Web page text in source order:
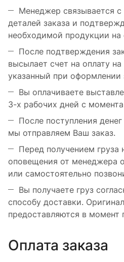
Менеджер связывается
деталей заказа и
необходимой продукции на
После подтверждения
высылает счет на оплату
указанный при оформлении
Вы оплачиваете
3-х рабочих дней с
После поступления
мы отправляем Ваш заказ.
Перед получением
оповещения от менеджера
или самостоятельно
Вы получаете груз
способу доставки.
предоставляются в момент
Оплата заказа